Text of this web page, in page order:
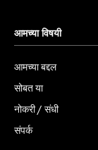
आमच्या विषयी
आमच्या बद्दल
सोबत या
नोकरी / संधी
संपर्क